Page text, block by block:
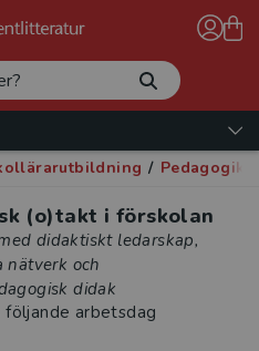
/ Pedagogik
(o)takt i förskolan
didaktiskt ledarskap,
nätverk och
didak
följande arbetsdag